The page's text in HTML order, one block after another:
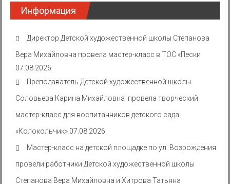
Информация
Директор Детской художественной школы Степанова
Вера Михайловна провела мастер-класс в ТОС «Пески
07.08.2026
Преподаватель Детской художественной школы
Соловьева Карина Михайловна провела творческий
мастер-класс для воспитанников детского сада
«Колокольчик» 07.08.2026
Мастер-класс на детской площадке по ул. Возрождения
провели работники Детской художественной школы
Степанова Вера Михайловна и Хитрова Татьяна